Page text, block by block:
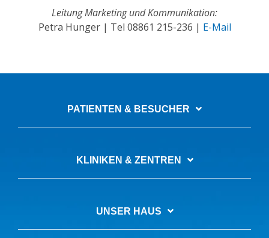
Leitung Marketing und Kommunikation:
Petra Hunger | Tel 08861 215-236 | E-Mail
PATIENTEN & BESUCHER
KLINIKEN & ZENTREN
UNSER HAUS